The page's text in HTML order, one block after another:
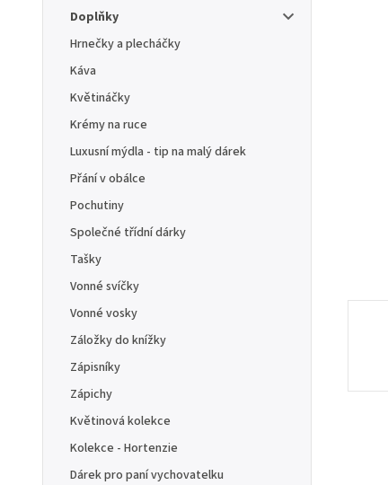
Doplňky
Hrnečky a plecháčky
Káva
Květináčky
Krémy na ruce
Luxusní mýdla - tip na malý dárek
Přání v obálce
Pochutiny
Společné třídní dárky
Tašky
Vonné svíčky
Vonné vosky
Záložky do knížky
Zápisníky
Zápichy
Květinová kolekce
Kolekce - Hortenzie
Dárek pro paní vychovatelku